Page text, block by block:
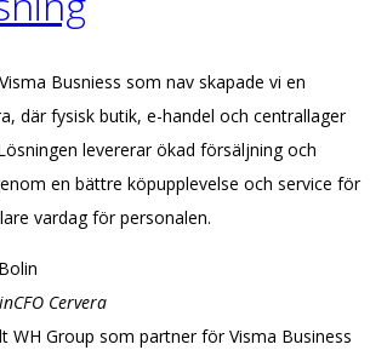
Busniess som nav skapade vi en
där fysisk butik, e-handel och centrallager
levererar ökad försäljning och
en bättre köpupplevelse och service för
vardag för personalen.
CFO Cervera
WH Group som partner för Visma Business